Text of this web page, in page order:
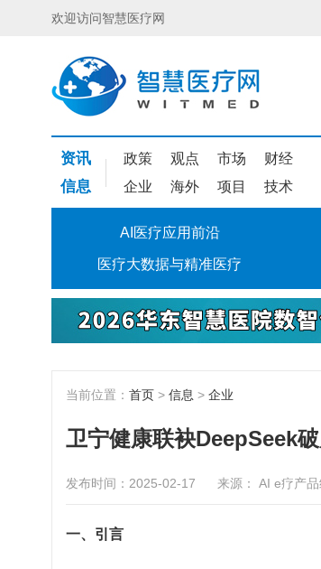
欢迎访问智慧医疗网
资讯 政策 观点 市场 财经
信息 企业 海外 项目 技术
AI医疗应用前沿
医疗大数据与精准医疗
当前位置： 首页 > 信息 > 企业
卫宁健康联袂DeepSeek
发布时间：2025-02-17 来源： AI e疗产
一、引言